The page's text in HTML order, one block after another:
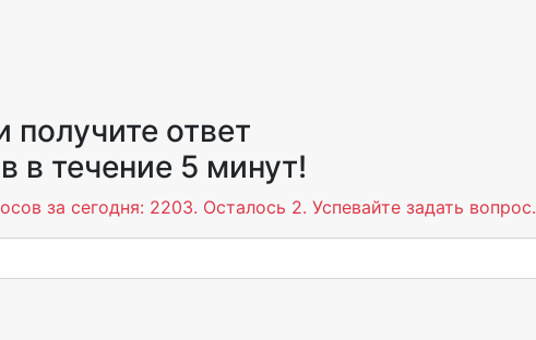
получите ответ
в течение 5 минут!
за сегодня: 2203. Осталось 2. Успевайте задать вопрос.